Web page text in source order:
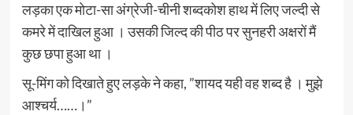
लड़का एक मोटा-सा अंग्रेजी-चीनी शब्दकोश हाथ में लिए जल्दी से
कमरे में दाखिल हुआ । उसकी जिल्द की पीठ पर सुनहरी अक्षरों मैं
कुछ छपा हुआ था ।
सू-मिंग को दिखाते हुए लड़के ने कहा, ”शायद यही वह शब्द है । मुझे
आश्चर्य……।”